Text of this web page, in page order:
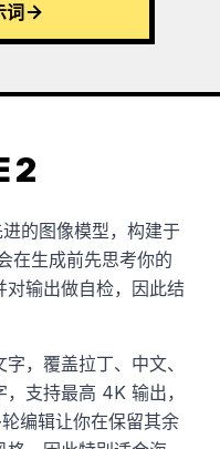
词
2
的图像模型，构建于
在生成前先思考你的
输出做自检，因此结
，覆盖拉丁、中文、
支持最高 4K 输出，
编辑让你在保留其余